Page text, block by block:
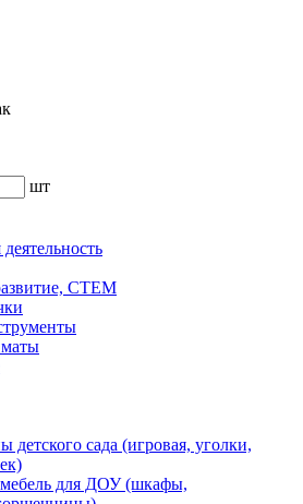
шт
СТЕМ
детского сада (игровая, уголки,
для ДОУ (шкафы,